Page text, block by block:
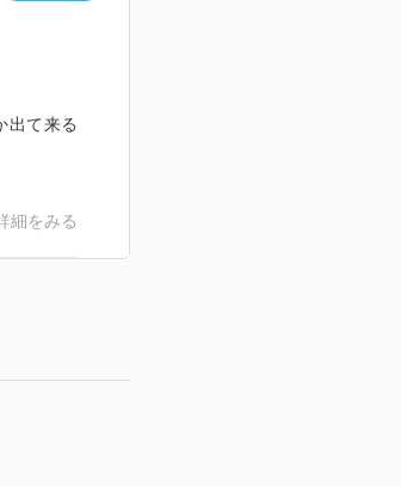
出て来る
細をみる